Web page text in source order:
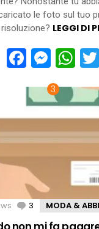
le foto sul tuo
risoluzione? LEGGI DI
Facebook
3 Comments
MODA &